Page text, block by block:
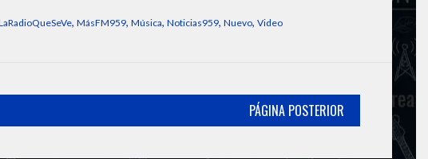
, MásFM959, Música, Noticias959, Nuevo, Video
PÁGINA POSTERIOR